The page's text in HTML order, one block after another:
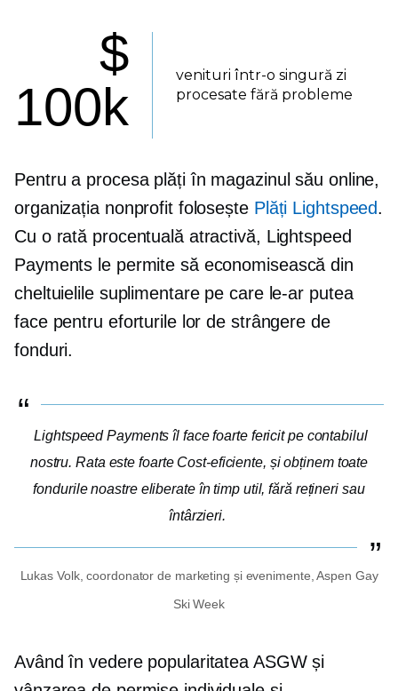
$
100k
venituri într-o singură zi
procesate fără probleme
Pentru a procesa plăți în magazinul său online,
organizația nonprofit folosește Plăți Lightspeed.
Cu o rată procentuală atractivă, Lightspeed
Payments le permite să economisească din
cheltuielile suplimentare pe care le-ar putea
face pentru eforturile lor de strângere de
fonduri.
Lightspeed Payments îl face foarte fericit pe contabilul
nostru. Rata este foarte Cost-eficiente, și obținem toate
fondurile noastre eliberate în timp util, fără rețineri sau
întârzieri.
Lukas Volk, coordonator de marketing și evenimente, Aspen Gay
Ski Week
Având în vedere popularitatea ASGW și